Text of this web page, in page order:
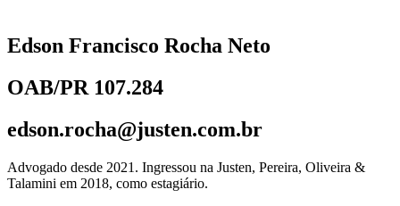
Edson Francisco Rocha Neto
OAB/PR 107.284
edson.rocha@justen.com.br
Advogado desde 2021. Ingressou na Justen, Pereira, Oliveira &
Talamini em 2018, como estagiário.